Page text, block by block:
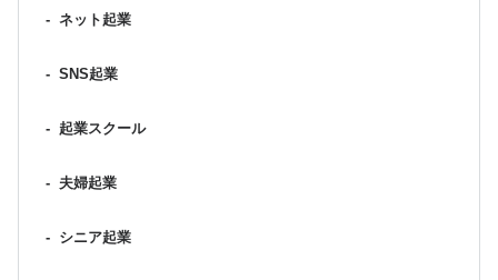
- ネット起業
- SNS起業
- 起業スクール
- 夫婦起業
- シニア起業